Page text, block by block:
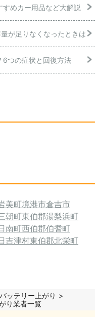
めカー用品など大解説
が足りなくなったときは
6つの症状と回復方法
美町境港市倉吉市
朝町東伯郡湯梨浜町
南町西伯郡伯耆町
吉津村東伯郡北栄町
バッテリー上がり
り業者一覧